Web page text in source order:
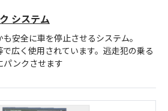
システム
安全に車を停止させるシステム。
広く使用されています。逃走犯の乗る
パンクさせます